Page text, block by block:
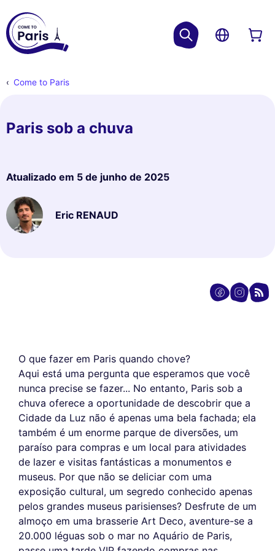
Come to Paris
Paris sob a chuva
Atualizado em 5 de junho de 2025
Eric RENAUD
O que fazer em Paris quando chove?
Aqui está uma pergunta que esperamos que você
nunca precise se fazer... No entanto, Paris sob a
chuva oferece a oportunidade de descobrir que a
Cidade da Luz não é apenas uma bela fachada; ela
também é um enorme parque de diversões, um
paraíso para compras e um local para atividades
de lazer e visitas fantásticas a monumentos e
museus. Por que não se deliciar com uma
exposição cultural, um segredo conhecido apenas
pelos grandes museus parisienses? Desfrute de um
almoço em uma brasserie Art Deco, aventure-se a
20.000 léguas sob o mar no Aquário de Paris,